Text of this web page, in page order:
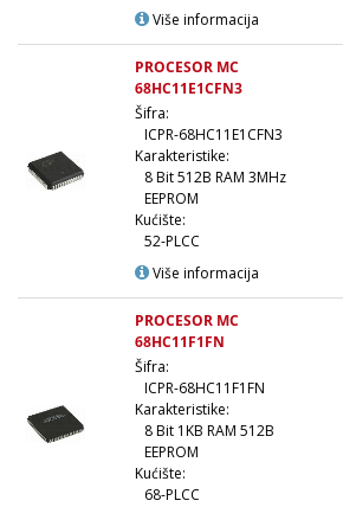
Više informacija
PROCESOR MC
68HC11E1CFN3
Šifra:
ICPR-68HC11E1CFN3
Karakteristike:
8 Bit 512B RAM 3MHz
EEPROM
Kućište:
52-PLCC
Više informacija
PROCESOR MC
68HC11F1FN
Šifra:
ICPR-68HC11F1FN
Karakteristike:
8 Bit 1KB RAM 512B
EEPROM
Kućište:
68-PLCC